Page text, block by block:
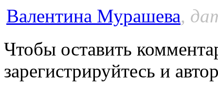
Валентина Мурашева,
Чтобы оставить
зарегистрируйтесь и